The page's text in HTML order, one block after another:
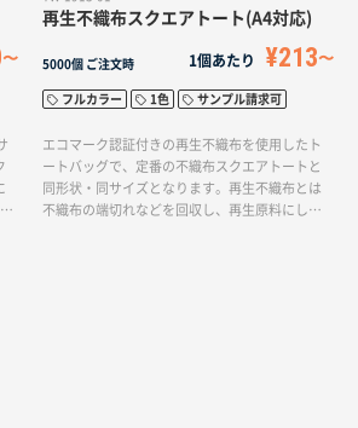
再生不織布スクエアトート(A4対応)
5000個 ご注文時 1個あたり ¥213
フルカラー 1色 サンプル請求可
エコマーク認証付きの再生不織布を使用したト
ートバッグで、定番の不織布スクエアトートと
同形状・同サイズとなります。再生不織布とは
不織布の端切れなどを回収し、再生原料にした